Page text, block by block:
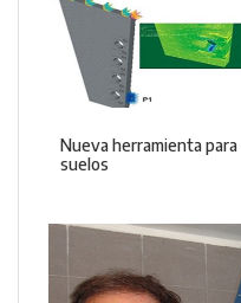
Nueva herramienta
suelos